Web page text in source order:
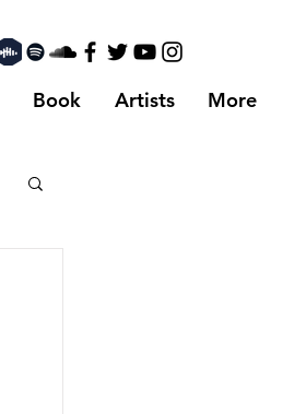
Book Artists More